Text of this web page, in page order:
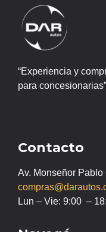
“Experiencia y
para concesionarias”
Contacto
Av. Monseñor
Lun – Vie: 9:00 –